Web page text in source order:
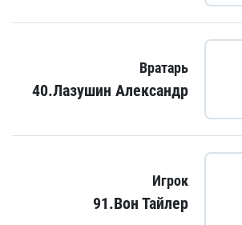
Вратарь
40.Лазушин Александр
Игрок
91.Вон Тайлер